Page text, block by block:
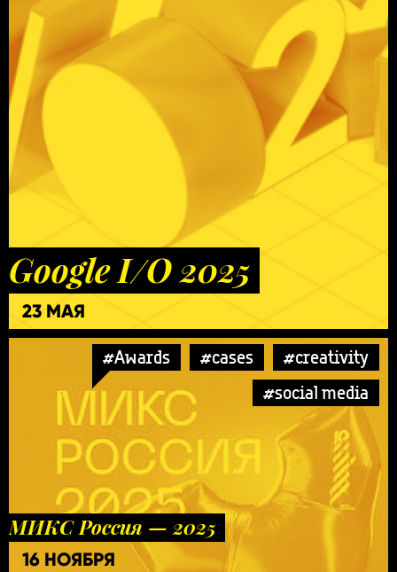
Google I/O 2025
23 МАЯ
#Awards #cases
#creativity
#social media
МИКС Россия — 2025
16 НОЯБРЯ